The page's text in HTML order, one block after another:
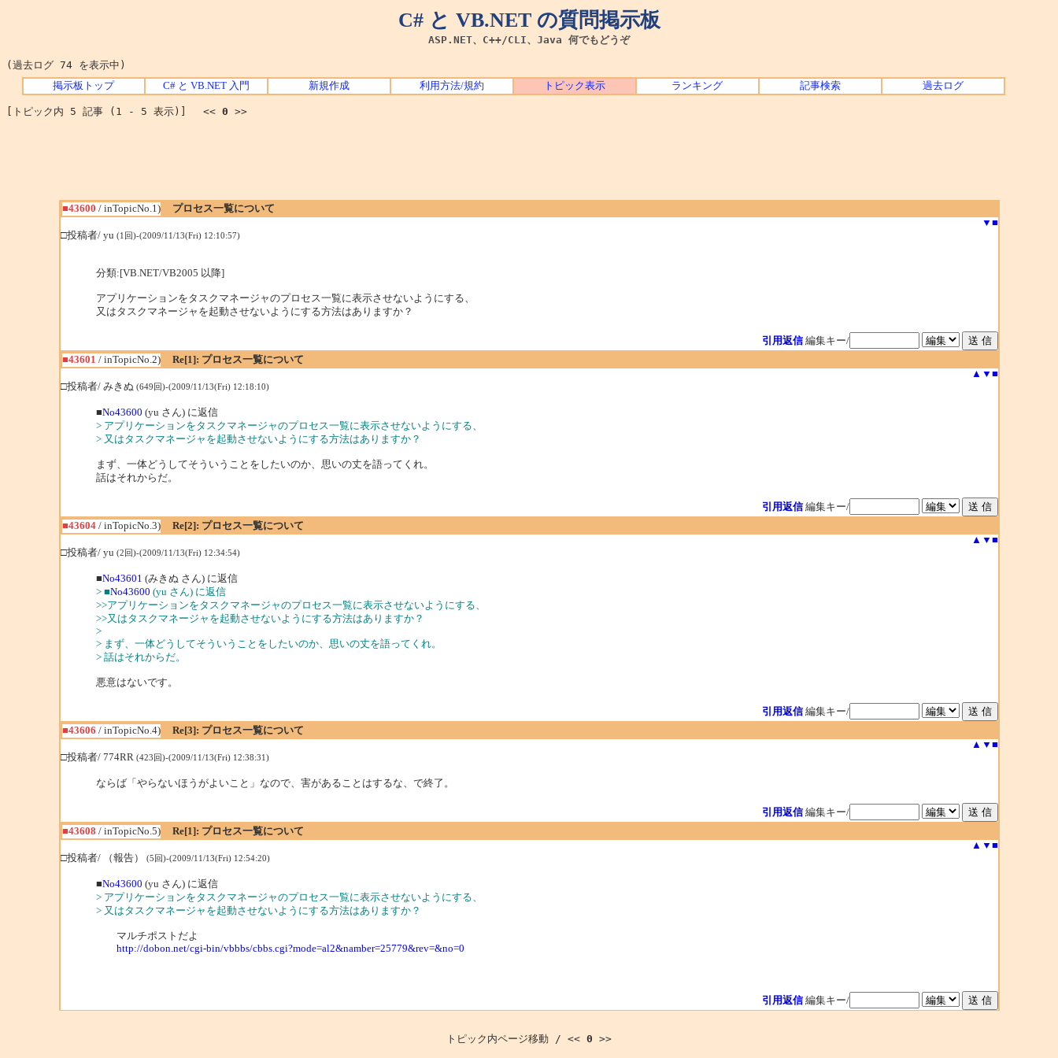
C# と VB.NET の質問掲示板
ASP.NET、C++/CLI、Java 何でもどうぞ
(過去ログ 74 を表示中)
掲示板トップ C# と VB.NET 入門 新規作成 利用方法/規約 トピック表示 ランキング 記事検索 過去ログ
[トピック内 5 記事 (1 - 5 表示)] << 0 >>
■43600 / inTopicNo.1)
プロセス一覧について
▼ ■
□投稿者/ yu (1回)-(2009/11/13(Fri) 12:10:57)
分類:[VB.NET/VB2005 以降]
アプリケーションをタスクマネージャのプロセス一覧に表示させないようにする、
又はタスクマネージャを起動させないようにする方法はありますか？
引用返信 編集キー/
■43601 / inTopicNo.2)
Re[1]: プロセス一覧について
▲ ▼ ■
□投稿者/ みきぬ (649回)-(2009/11/13(Fri) 12:18:10)
■No43600 (yu さん) に返信
> アプリケーションをタスクマネージャのプロセス一覧に表示させないようにする、
> 又はタスクマネージャを起動させないようにする方法はありますか？
まず、一体どうしてそういうことをしたいのか、思いの丈を語ってくれ。
話はそれからだ。
引用返信 編集キー/
■43604/ inTopicNo.3)
Re[2]: プロセス一覧について
▲ ▼ ■
□投稿者/ yu (2回)-(2009/11/13(Fri) 12:34:54)
■No43601 (みきぬ さん) に返信
> ■No43600 (yu さん) に返信
>>アプリケーションをタスクマネージャのプロセス一覧に表示させないようにする、
>>又はタスクマネージャを起動させないようにする方法はありますか？
>
> まず、一体どうしてそういうことをしたいのか、思いの丈を語ってくれ。
> 話はそれからだ。
悪意はないです。
引用返信 編集キー/
■43606 / inTopicNo.4)
Re[3]: プロセス一覧について
▲ ▼ ■
□投稿者/ 774RR (423回)-(2009/11/13(Fri) 12:38:31)
ならば「やらないほうがよいこと」なので、害があることはするな、で終了。
引用返信 編集キー/
■43608 / inTopicNo.5)
Re[1]: プロセス一覧について
▲ ▼ ■
□投稿者/ （報告）
(5回)-(2009/11/13(Fri) 12:54:20)
■No43600 (yu さん) に返信
> アプリケーションをタスクマネージャのプロセス一覧に表示させないようにする、
> 又はタスクマネージャを起動させないようにする方法はありますか？
マルチポストだよ
http://dobon.net/cgi-bin/vbbbs/cbbs.cgi?mode=al2&namber=25779&rev=&no=0
引用返信 編集キー/
トピック内ページ移動 / << 0 >>